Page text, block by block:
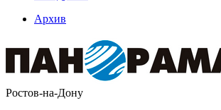
Архив
Ростов-на-Дону